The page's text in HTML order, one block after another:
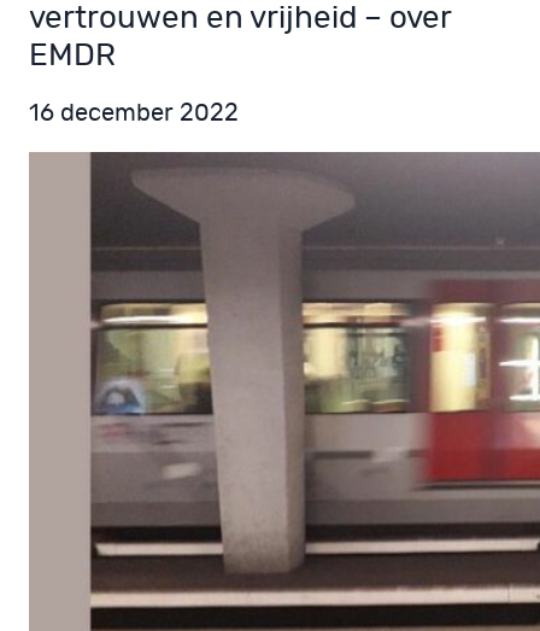
vertrouwen en vrijheid – over
EMDR
16 december 2022